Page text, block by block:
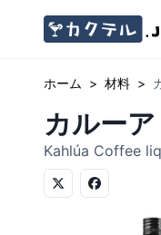
ホーム > 材料 >
カルー
Kahlúa Coffee